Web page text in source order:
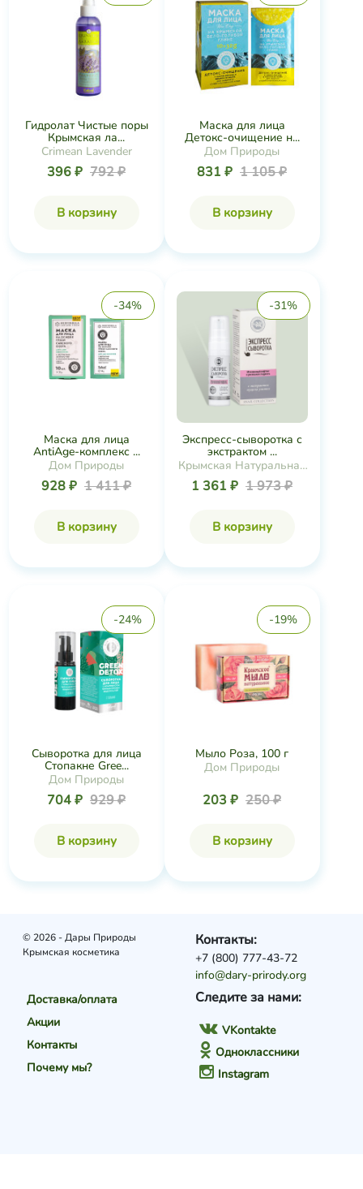
Гидролат Чистые поры
Крымская ла...
Crimean Lavender
396 ₽ 792 ₽
В корзину
Маска для лица
Детокс-очищение н...
Дом Природы
831 ₽ 1 105 ₽
В корзину
-34%
Маска для лица
AntiAge-комплекс ...
Дом Природы
928 ₽ 1 411 ₽
В корзину
-31%
Экспресс-сыворотка с
экстрактом ...
Крымская Натуральная
Коллекция
1 361 ₽ 1 973 ₽
В корзину
-24%
Сыворотка для лица
Стопакне Gree...
Дом Природы
704 ₽ 929 ₽
В корзину
-19%
Мыло Роза, 100 г
Дом Природы
203 ₽ 250 ₽
В корзину
© 2026 - Дары Природы
Крымская косметика
Доставка/оплата
Акции
Контакты
Почему мы?
Следите за нами:
VKontakte
Одноклассники
Instagram
Контакты:
+7 (800) 777-43-72
info@dary-prirody.org